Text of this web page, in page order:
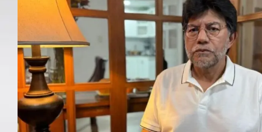
Instagram
Registro ISSN: 2711-3299